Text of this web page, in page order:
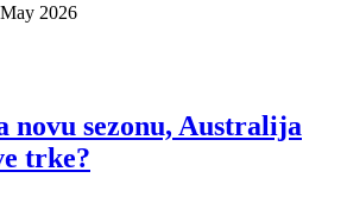
2026
novu sezonu, Australija
trke?